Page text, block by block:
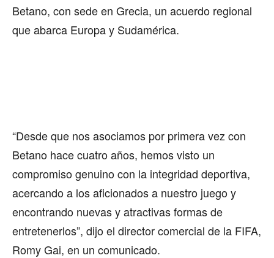
Betano, con sede en Grecia, un acuerdo regional
que abarca Europa y Sudamérica.
“Desde que nos asociamos por primera vez con
Betano hace cuatro años, hemos visto un
compromiso genuino con la integridad deportiva,
acercando a los aficionados a nuestro juego y
encontrando nuevas y atractivas formas de
entretenerlos”, dijo el director comercial de la FIFA,
Romy Gai, en un comunicado.